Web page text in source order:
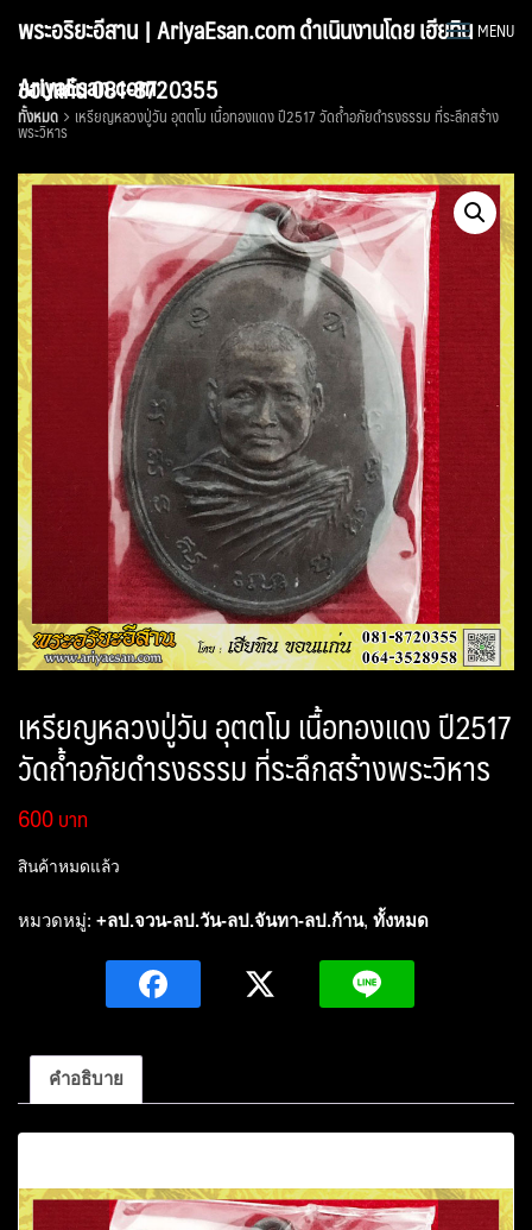
พระอริยะอีสาน | AriyaEsan.com ดำเนินงานโดย เฮียทิน
ขอนแก่น 081-8720355
MENU
AriyaEsan.com
ทั้งหมด เหรียญหลวงปู่วัน อุตตโม เนื้อทองแดง ปี2517 วัดถ้ำอภัยดำรงธรรม ที่ระลึกสร้าง
พระวิหาร
เหรียญหลวงปู่วัน อุตตโม เนื้อทองแดง ปี2517
วัดถ้ำอภัยดำรงธรรม ที่ระลึกสร้างพระวิหาร
600
สินค้าหมดแล้ว
หมวดหมู่: +ลป.จวน-ลป.วัน-ลป.จันทา-ลป.ก้าน, ทั้งหมด
คำอธิบาย